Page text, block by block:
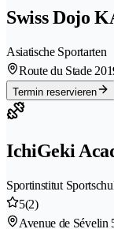
Swiss Dojo
Asiatische Sportarten
Route du Stade 20
Termin reservieren
IchiGeki
Sportinstitut
5(2)
Avenue de Sévelin